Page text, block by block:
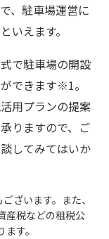
、駐車場運営に
いえます。
で駐車場の開設
できます※1。
用プランの提案
りますので、ご
してみてはいか
ざいます。また、
産税などの租税公
す。